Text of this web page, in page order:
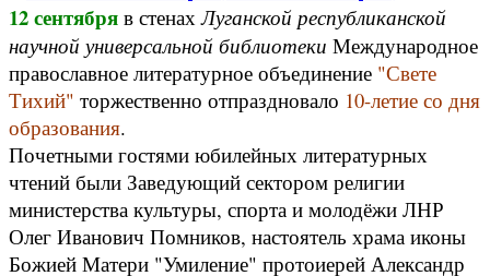
12 сентября в стенахЛуганской республиканской
научной универсальной библиотеки Международное
православное литературное объединение "Свете
Тихий" торжественно отпраздновало 10-летие со дня
образования.
Почетными гостями юбилейных литературных
чтений были Заведующий сектором религии
министерства культуры, спорта и молодёжи ЛНР
Олег Иванович Помников, настоятель храма иконы
Божией Матери "Умиление" протоиерей Александр